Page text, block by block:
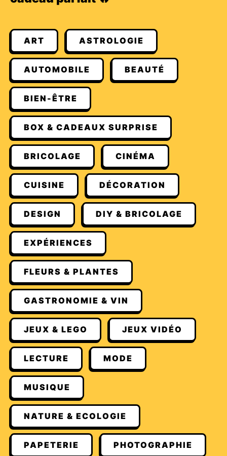
ART ASTROLOGIE
AUTOMOBILE BEAUTÉ
BIEN-ÊTRE
BOX & CADEAUX SURPRISE
BRICOLAGE CINÉMA
CUISINE DÉCORATION
DESIGN DIY & BRICOLAGE
EXPÉRIENCES
FLEURS & PLANTES
GASTRONOMIE & VIN
JEUX & LEGO JEUX VIDÉO
LECTURE MODE
MUSIQUE
NATURE & ECOLOGIE
PAPETERIE PHOTOGRAPHIE